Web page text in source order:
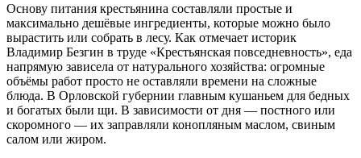
Основу питания крестьянина составляли простые и
максимально дешёвые ингредиенты, которые можно было
вырастить или собрать в лесу. Как отмечает историк
Владимир Безгин в труде «Крестьянская повседневность», еда
напрямую зависела от натурального хозяйства: огромные
объёмы работ просто не оставляли времени на сложные
блюда. В Орловской губернии главным кушаньем для бедных
и богатых были щи. В зависимости от дня — постного или
скоромного — их заправляли конопляным маслом, свиным
салом или жиром.